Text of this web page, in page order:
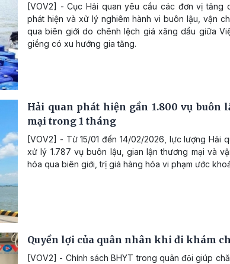
[VOV2] - Cục Hải quan yêu cầu các đơn vị tăng
phát hiện và xử lý nghiêm hành vi buôn lậu, vận
qua biên giới do chênh lệch giá xăng dầu giữa
giềng có xu hướng gia tăng.
Hải quan phát hiện gần 1.800 vụ buôn
mại trong 1 tháng
[VOV2] - Từ 15/01 đến 14/02/2026, lực lượng Hải
xử lý 1.787 vụ buôn lậu, gian lận thương mại và
hóa qua biên giới, trị giá hàng hóa vi phạm ước
Quyền lợi của quân nhân khi đi khám
[VOV2] - Chính sách BHYT trong quân đội giúp